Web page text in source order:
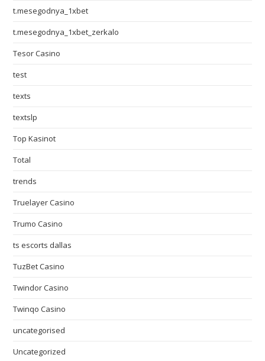
t.mesegodnya_1xbet
t.mesegodnya_1xbet_zerkalo
Tesor Casino
test
texts
textslp
Top Kasinot
Total
trends
Truelayer Casino
Trumo Casino
ts escorts dallas
TuzBet Casino
Twindor Casino
Twinqo Casino
uncategorised
Uncategorized